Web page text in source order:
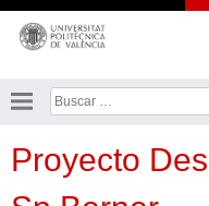
Saltar
contenido
Buscar:
Proyecto